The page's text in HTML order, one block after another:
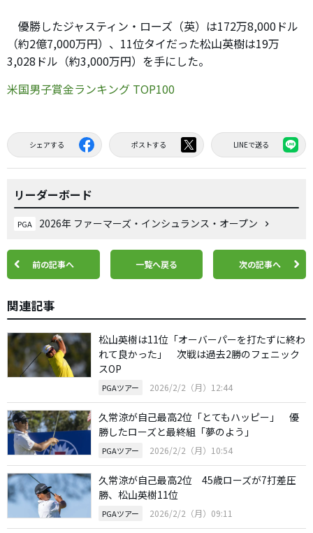
優勝したジャスティン・ローズ（英）は172万8,000ドル
（約2億7,000万円）、11位タイだった松山英樹は19万
3,028ドル（約3,000万円）を手にした。
米国男子賞金ランキング TOP100
シェアする ポストする LINEで送る
リーダーボード
PGA 2026年 ファーマーズ・インシュランス・オープン
前の記事へ 一覧へ戻る 次の記事へ
関連記事
松山英樹は11位「オーバーパーを打たずに終わ
れて良かった」 次戦は過去2勝のフェニック
スOP
PGAツアー 2026/2/2（月）12:44
久常涼が自己最高2位「とてもハッピー」 優
勝したローズと最終組「夢のよう」
PGAツアー 2026/2/2（月）10:54
久常涼が自己最高2位 45歳ローズが7打差圧
勝、松山英樹11位
PGAツアー 2026/2/2（月）09:11